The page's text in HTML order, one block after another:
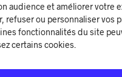
audience et améliorer votre
refuser ou personnaliser vos
fonctionnalités du site
certains cookies.